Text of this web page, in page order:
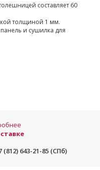
составляет 60
толщиной 1 мм.
и сушилка для
(812) 643-21-85 (СПб)